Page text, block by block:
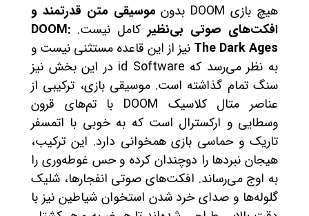
هیچ بازی DOOM بدون
موسیقی متن قدرتمند و
افکت‌های صوتی بی‌نظیر کامل نیست. DOOM:
The Dark Ages نیز از این قاعده مستثنی نیست و
به نظر می‌رسد که id Software در این بخش نیز
سنگ تمام گذاشته است. موسیقی بازی، ترکیبی از
عناصر متال کلاسیک DOOM با تم‌های قرون
وسطایی و ارکسترال است که به خوبی با اتمسفر
تاریک و حماسی بازی همخوانی دارد. این ترکیب،
هیجان نبردها را دوچندان کرده و حس غوطه‌وری را
به اوج می‌رساند. افکت‌های صوتی انفجارها، شلیک
گلوله‌ها و صدای خرد شدن استخوان شیاطین نیز با